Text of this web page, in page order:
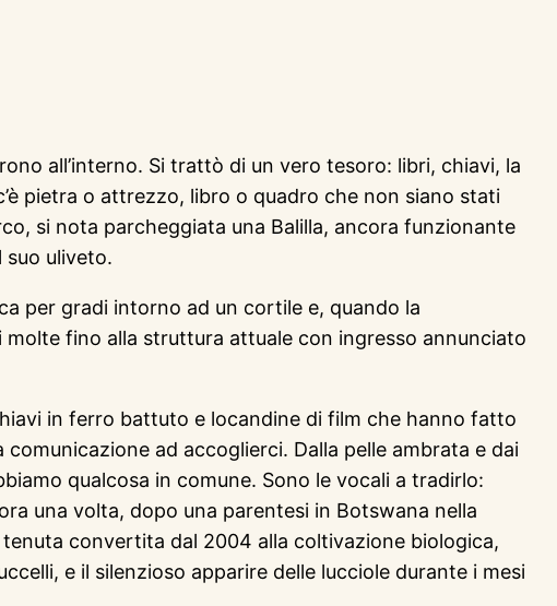
all’interno. Si trattò di un vero tesoro: libri, chiavi, la
pietra o attrezzo, libro o quadro che non siano stati
si nota parcheggiata una Balilla, ancora funzionante
uliveto.
per gradi intorno ad un cortile e, quando la
fino alla struttura attuale con ingresso annunciato
in ferro battuto e locandine di film che hanno fatto
ad accoglierci. Dalla pelle ambrata e dai
qualcosa in comune. Sono le vocali a tradirlo:
una volta, dopo una parentesi in Botswana nella
convertita dal 2004 alla coltivazione biologica,
e il silenzioso apparire delle lucciole durante i mesi